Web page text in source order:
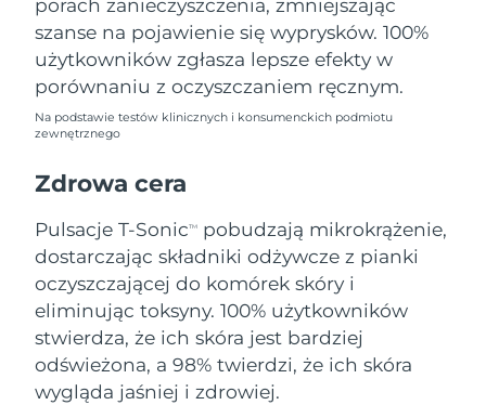
porach zanieczyszczenia, zmniejszając
szanse na pojawienie się wyprysków. 100%
użytkowników zgłasza lepsze efekty w
porównaniu z oczyszczaniem ręcznym.
Na podstawie testów klinicznych i konsumenckich podmiotu
zewnętrznego
Zdrowa cera
Pulsacje T-SonicTM
pobudzają mikrokrążenie,
dostarczając składniki odżywcze z pianki
oczyszczającej do komórek skóry i
eliminując toksyny. 100% użytkowników
stwierdza, że ich skóra jest bardziej
odświeżona, a 98% twierdzi, że ich skóra
wygląda jaśniej i zdrowiej.
Holandia
Oczekiwany czas dostawy
Nowa Zelandia
Oczekiwany czas dostawy
Norwegia
Oman
Oczekiwany czas dostawy
8/13/26
Filipiny
Oczekiwany czas dostawy
8/13/26
Polska
Oczekiwany czas dostawy